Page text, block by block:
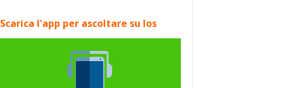
Scarica l'app per ascoltare su Ios